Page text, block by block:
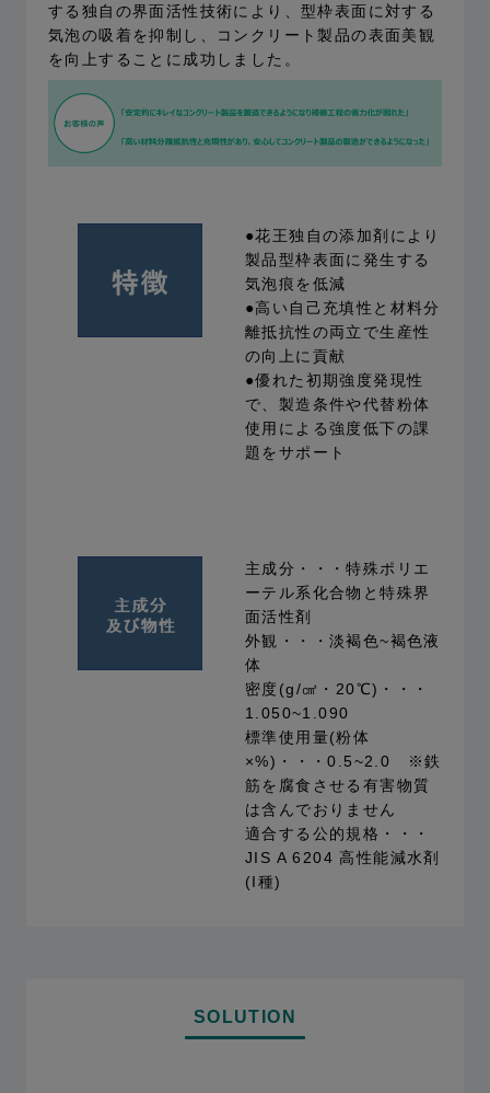
する独自の界面活性技術により、型枠表面に対する
気泡の吸着を抑制し、コンクリート製品の表面美観
を向上することに成功しました。
●花王独自の添加剤により
製品型枠表面に発生する
気泡痕を低減
●高い自己充填性と材料分
離抵抗性の両立で生産性
の向上に貢献
●優れた初期強度発現性
で、製造条件や代替粉体
使用による強度低下の課
題をサポート
主成分・・・特殊ポリエ
ーテル系化合物と特殊界
面活性剤
外観・・・淡褐色~褐色液
体
密度(g/㎤・20℃)・・・
1.050~1.090
標準使用量(粉体
×%)・・・0.5~2.0 ※鉄
筋を腐食させる有害物質
は含んでおりません
適合する公的規格・・・
JIS A 6204 高性能減水剤
(I種)
SOLUTION